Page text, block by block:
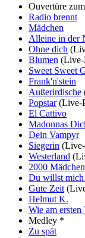
Ouvertüre
Radio brennt
Mädchen
Alleine in der
Ohne dich
Blumen (Live-
Sweet Sweet
Frank'n'stein
Außerirdische
Popstar (Live-
El Cattivo
Madonnas
Dein Vampyr
Siegerin
Westerland
2000 Mädchen
Du willst mich
Gute Zeit
Helmut K.
Wie am ersten
Medley *
Zu spät